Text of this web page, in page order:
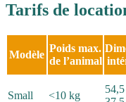
Tarifs de
Modèle
Poids max.
de l’animal
Small <10 kg